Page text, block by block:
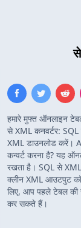
हमारे मुफ्त ऑनलाइन
से XML कनवर्टर:
XML डाउनलोड करें।
कन्वर्ट करना है? यह
रखता है। SQL से
क्लीन XML आउटपुट
लिए, आप पहले टेबल की
कर सकते हैं।